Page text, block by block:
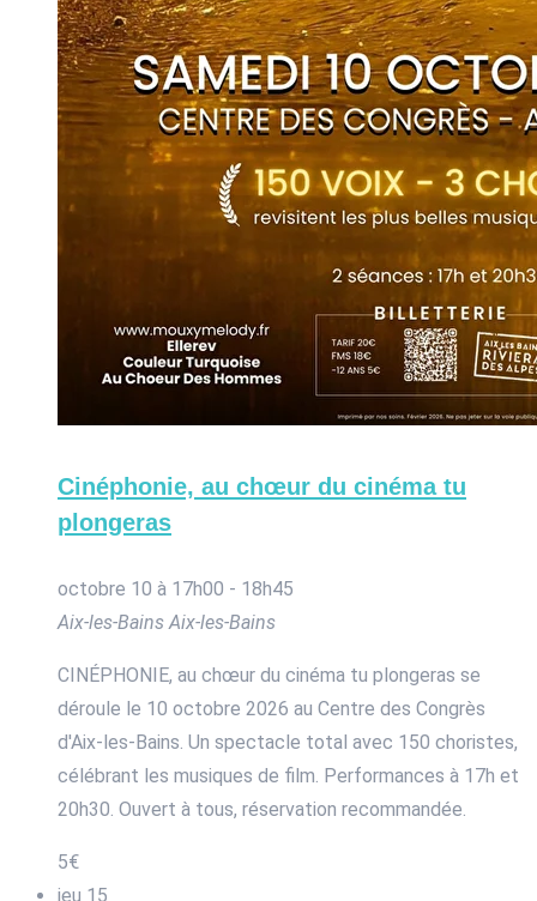
Cinéphonie, au chœur du cinéma tu
plongeras
octobre 10 à 17h00 - 18h45
Aix-les-BainsAix-les-Bains
CINÉPHONIE, au chœur du cinéma tu plongeras se
déroule le 10 octobre 2026 au Centre des Congrès
d'Aix-les-Bains. Un spectacle total avec 150 choristes,
célébrant les musiques de film. Performances à 17h et
20h30. Ouvert à tous, réservation recommandée.
5€
jeu 15